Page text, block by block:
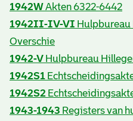
1942WAkten 6322-6442
1942II-IV-VI Hulpbureau
Overschie
1942-V Hulpbureau
1942S1
1942S2
1943-1943 Registers van